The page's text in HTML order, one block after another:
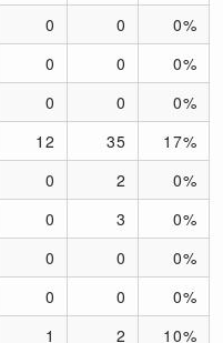
0 0
0%
0 0
0%
0 0
0%
12 35
17%
0 2
0%
0 3
0%
0 0
0%
0 0
0%
1 2
10%